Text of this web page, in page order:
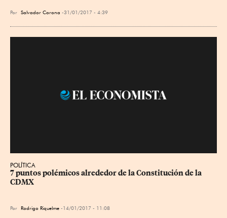
Por Salvador Corona 31/01/2017 - 4:39
POLÍTICA
7 puntos polémicos alrededor de la Constitución de la
CDMX
Por Rodrigo Riquelme 14/01/2017 - 11:08